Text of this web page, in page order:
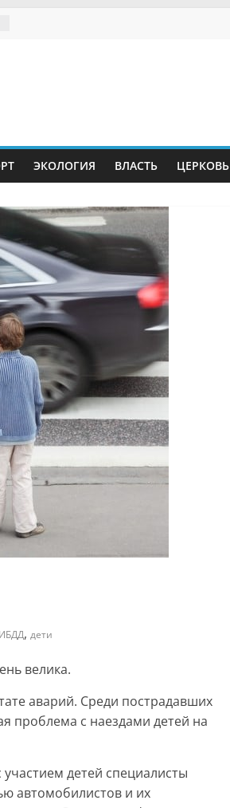
ЭКОЛОГИЯ ВЛАСТЬ ЦЕРКОВЬ
, дети
велика.
аварий. Среди пострадавших
проблема с наездами детей на
детей специалисты
автомобилистов и их